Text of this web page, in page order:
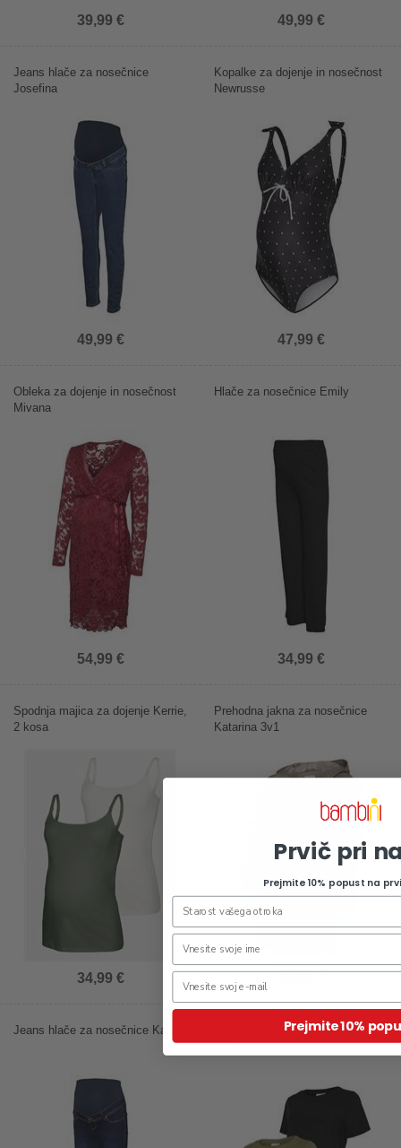
39,99 € 49,99 €
Jeans hlače za nosečnice
Josefina
49,99 €
Kopalke za dojenje in nosečnost
Newrusse
47,99 €
Obleka za dojenje in nosečnost
Mivana
54,99 €
Hlače za nosečnice Emily
34,99 €
Spodnja majica za dojenje Kerrie,
2 kosa
34,99 €
Prehodna jakna za nosečnice
Katarina 3v1
Jeans hlače za nosečnice Kairo Majica za nosečnice Mia, 2 kosa
Prvič pri
Prejmite 10% popust na
Prejmite 10%